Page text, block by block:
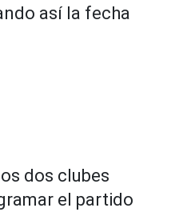
así la fecha
dos clubes
el partido